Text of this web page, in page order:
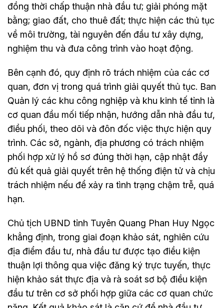
đồng thời chấp thuận nhà đầu tư; giải phóng mặt
bằng; giao đất, cho thuê đất; thực hiện các thủ tục
về môi trường, tài nguyên đến đầu tư xây dựng,
nghiệm thu và đưa công trình vào hoạt động.
Bên cạnh đó, quy định rõ trách nhiệm của các cơ
quan, đơn vị trong quá trình giải quyết thủ tục. Ban
Quản lý các khu công nghiệp và khu kinh tế tỉnh là
cơ quan đầu mối tiếp nhận, hướng dẫn nhà đầu tư,
điều phối, theo dõi và đôn đốc việc thực hiện quy
trình. Các sở, ngành, địa phương có trách nhiệm
phối hợp xử lý hồ sơ đúng thời hạn, cập nhật đầy
đủ kết quả giải quyết trên hệ thống điện tử và chịu
trách nhiệm nếu để xảy ra tình trạng chậm trễ, quá
hạn.
Chủ tịch UBND tỉnh Tuyên Quang Phan Huy Ngọc
khẳng định, trong giai đoạn khảo sát, nghiên cứu
địa điểm đầu tư, nhà đầu tư được tạo điều kiện
thuận lợi thông qua việc đăng ký trực tuyến, thực
hiện khảo sát thực địa và rà soát sơ bộ điều kiện
đầu tư trên cơ sở phối hợp giữa các cơ quan chức